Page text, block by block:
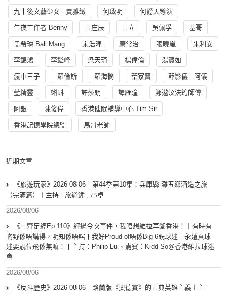
九十後文藝少女 - 賈雅緻 何啟明 何爵天導演
午夜工作者 Benny 古庄辰 古立 吳佩孚 基哥
孟希璘 Ball Mang 宋浩暉 康常治 張曉嵐 朱利安
李錦鴻 李鑑峰 梁天琦 楊偉倫 湯寳如
瘋中三子 羅倫斯 羅海憫 葉家寶 薛影儀 - 阿儀
藍精靈 蝌蚪 許莎朗 譚雁瞳 鄭遨汶法筠師傅
阿銀 陳俊偉 香港催眠輔導中心 Tim Sir
香港記憶學院總監 馬哥老師
近期文章
《旅遊玩家》2026-08-06︱第44季第10集：兵庫縣 灘五鄉酒造之旅
（完滿篇）︱主持 : 旅遊鍾 , 小卓
2026/08/06
《一齊足經Ep.110》經過今次事件，我唔想維拉再黎香港！｜有時有
啲野係唔講得，明知係唔啱丨我好Proud of唔係Big 6既球迷｜永遠真球
迷要靚位飛係無嘛！丨主持：Philip Lui、嘉賓：Kidd So@香港維拉球迷
會
2026/08/06
《反斗歷史》2026-08-06︱路蘭版《奧德賽》的古典英雄主義︱主